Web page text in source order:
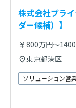
株式会社ブラ
ダー候補）】
800万円～
東京都港区
ソリューション営